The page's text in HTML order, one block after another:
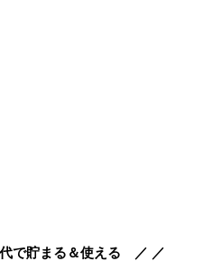
で貯まる＆使える ／ ／